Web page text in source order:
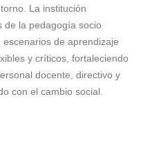
La institución
de la pedagogía socio
de aprendizaje
y críticos, fortaleciendo
docente, directivo y
con el cambio social.